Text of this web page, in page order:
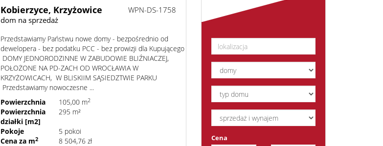
Kobierzyce, Krzyżowice
dom na sprzedaż
WPN-DS-1758
Przedstawiamy Państwu nowe domy - bezpośrednio od
dewelopera - bez podatku PCC - bez prowizji dla Kupującego
DOMY JEDNORODZINNE W ZABUDOWIE BLIŹNIACZEJ,
POŁOŻONE NA PD-ZACH OD WROCŁAWIA W
KRZYŻOWICACH, W BLISKIIM SĄSIEDZTWIE PARKU
Przedstawiamy nowoczesne ...
Powierzchnia
105,00 m2
Powierzchnia
działki [m2]
295 m²
Pokoje
5 pokoi
Cena za m2 8 504,76 zł Cena